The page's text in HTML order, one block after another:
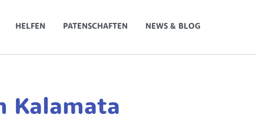
HELFEN PATENSCHAFTEN NEWS & BLOG
Kalamata